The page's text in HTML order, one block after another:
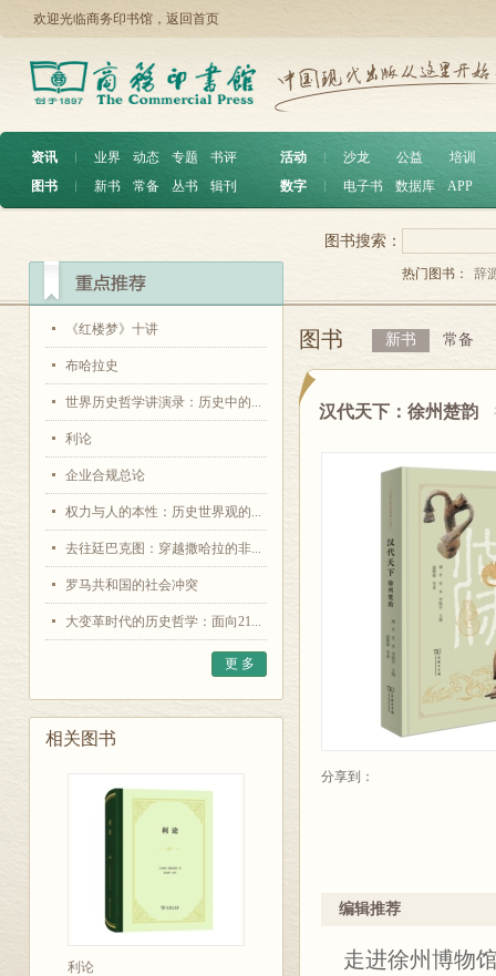
欢迎光临商务印书馆， 返回首页
资讯 ︱ 业界 动态 专题
书评
图书
︱ 新书 常备 丛书 辑刊
活动 沙龙 公益
培训
数字
电子书 数据库 APP
《红楼梦》十讲
布哈拉史
世界历史哲学讲演录：历史中的...
利论
企业合规总论
权力与人的本性：历史世界观的...
去往廷巴克图：穿越撒哈拉的非...
罗马共和国的社会冲突
大变革时代的历史哲学：面向21...
更 多
相关图书
利论
图书搜索：
热门图书： 辞
图书 新书 常备
汉代天下：徐州楚韵
分享到：
编辑推荐
走进徐州博物